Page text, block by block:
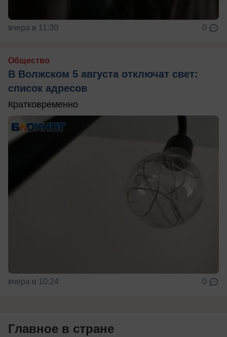
вчера в 11:30 0
Общество
В Волжском 5 августа отключат свет:
список адресов
Кратковременно
вчера в 10:24 0
Главное в стране